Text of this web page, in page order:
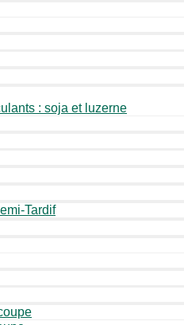
: soja et luzerne
Tardif